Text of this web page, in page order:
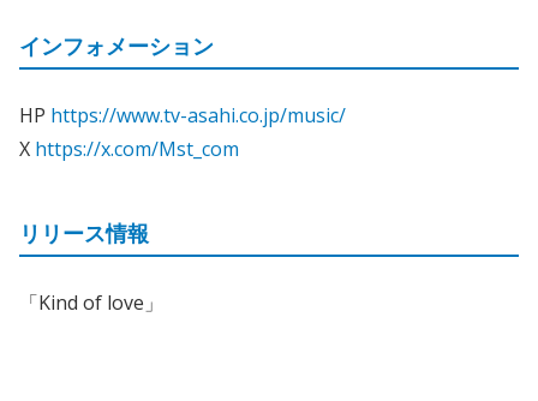
インフォメーション
HP https://www.tv-asahi.co.jp/music/
X https://x.com/Mst_com
リリース情報
「Kind of love」